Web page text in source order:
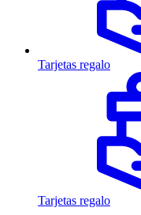
Tarjetas regalo
Tarjetas regalo